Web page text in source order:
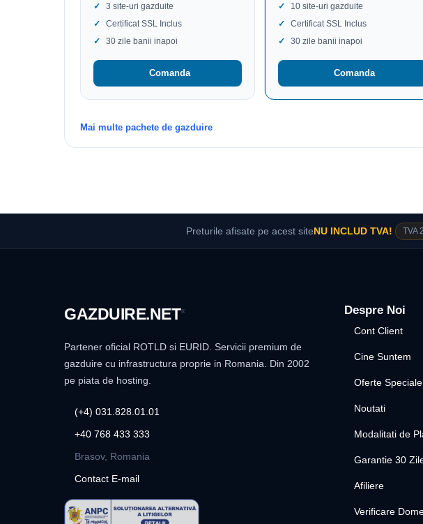
3 site-uri gazduite
Certificat SSL Inclus
30 zile banii inapoi
Comanda
10 site-uri gazduite
Certificat SSL Inclus
30 zile banii inapoi
Comanda
Mai multe pachete de gazduire
Preturile afisate pe acest site NU INCLUD TVA! TVA
GAZDUIRE.NET®
Partener oficial ROTLD si EURID. Servicii premium de
gazduire cu infrastructura proprie in Romania. Din 2002
pe piata de hosting.
(+4) 031.828.01.01
+40 768 433 333
Brasov, Romania
Contact E-mail
Despre Noi
Cont Client
Cine Suntem
Oferte Speciale
Noutati
Modalitati de
Garantie 30
Afiliere
Verificare